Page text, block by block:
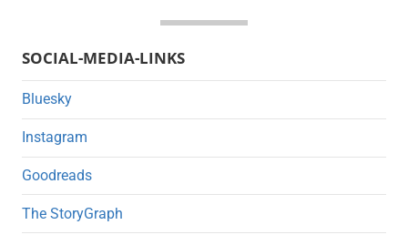
SOCIAL-MEDIA-LINKS
Bluesky
Instagram
Goodreads
The StoryGraph